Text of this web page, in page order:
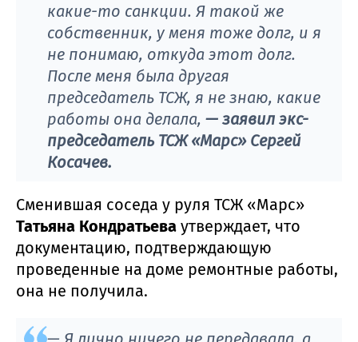
какие-то санкции. Я такой же
собственник, у меня тоже долг, и я
не понимаю, откуда этот долг.
После меня была другая
председатель ТСЖ, я не знаю, какие
работы она делала, — заявил экс-
председатель ТСЖ «Марс» Сергей
Косачев.
Сменившая соседа у руля ТСЖ «Марс»
Татьяна Кондратьева утверждает, что
документацию, подтверждающую
проведенные на доме ремонтные работы,
она не получила.